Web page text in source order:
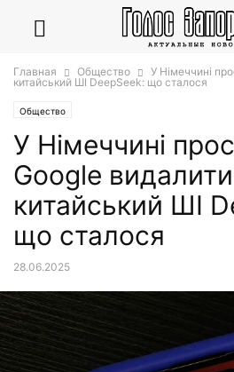
Главная Общество
У Німеччині
китайський ШІ DeepSeek: що сталося
Общество
У Німеччині
Google видалити
китайський ШІ
що сталося
28.06.2025